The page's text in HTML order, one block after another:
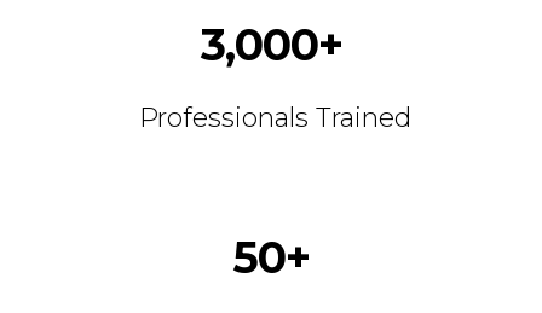
3,000+
Professionals Trained
50+